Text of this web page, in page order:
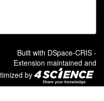
Built with DSpace-CRIS -
Extension maintained and
by